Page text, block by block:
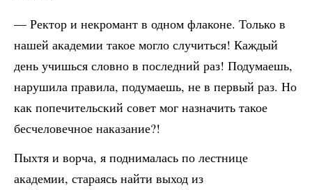
— Ректор и некромант в одном флаконе. Только в
нашей академии такое могло случиться! Каждый
день учишься словно в последний раз! Подумаешь,
нарушила правила, подумаешь, не в первый раз. Но
как попечительский совет мог назначить такое
бесчеловечное наказание?!
Пыхтя и ворча, я поднималась по лестнице
академии, стараясь найти выход из